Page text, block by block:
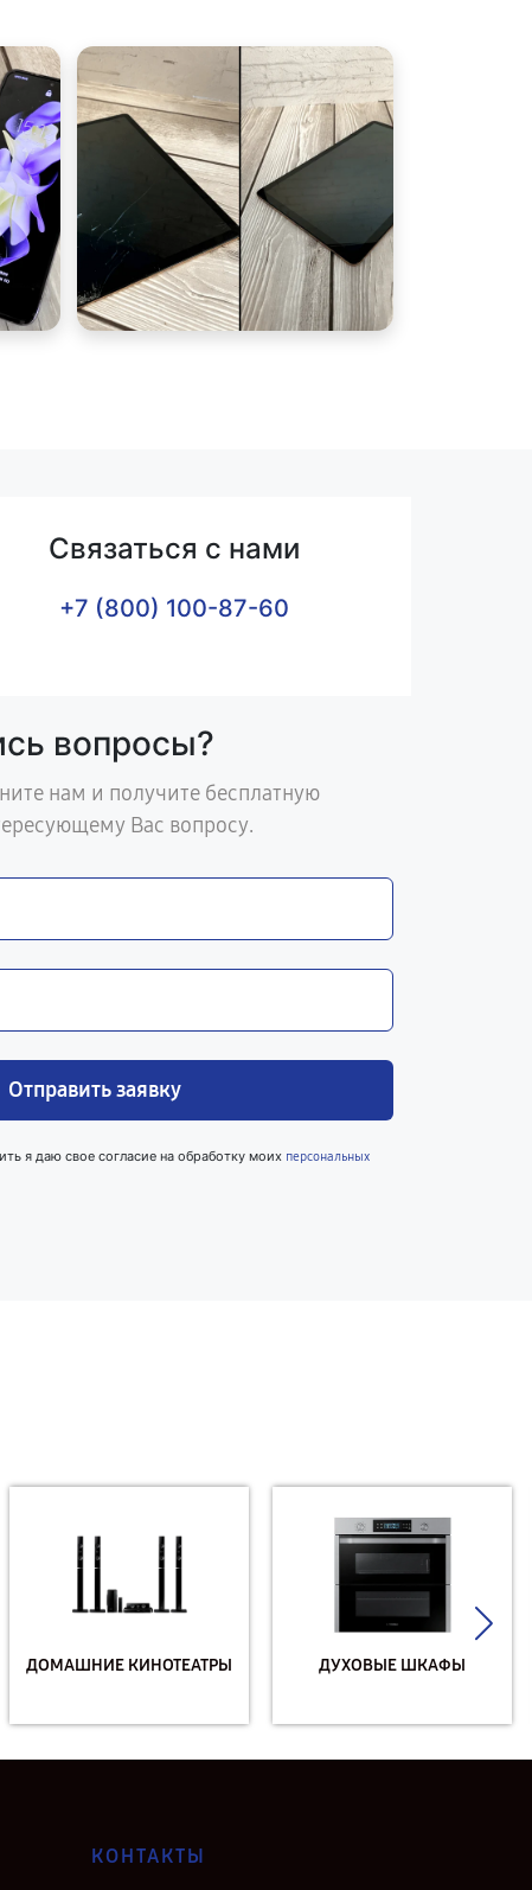
Связаться с нами
+7 (800) 100-87-60
вопросы?
нам и получите бесплатную
Вас вопросу.
Отправить заявку
я даю свое согласие на обработку моих персональных
ДОМАШНИЕ КИНОТЕАТРЫ ДУХОВЫЕ ШКАФЫ
КОНТАКТЫ